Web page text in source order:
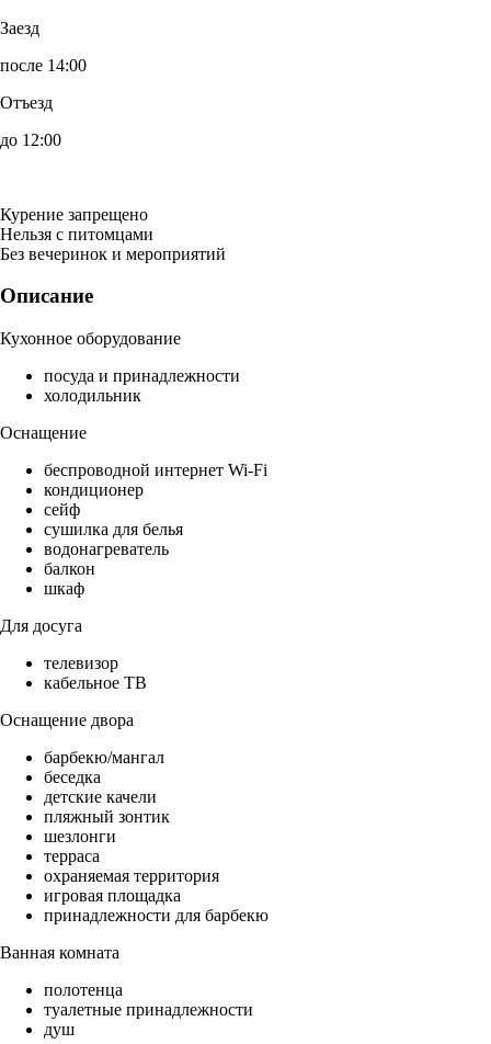
Заезд
после 14:00
Отъезд
до 12:00
Курение запрещено
Нельзя с питомцами
Без вечеринок и мероприятий
Описание
Кухонное оборудование
посуда и принадлежности
холодильник
Оснащение
беспроводной интернет Wi-Fi
кондиционер
сейф
сушилка для белья
водонагреватель
балкон
шкаф
Для досуга
телевизор
кабельное ТВ
Оснащение двора
барбекю/мангал
беседка
детские качели
пляжный зонтик
шезлонги
терраса
охраняемая территория
игровая площадка
принадлежности для барбекю
Ванная комната
полотенца
туалетные принадлежности
душ